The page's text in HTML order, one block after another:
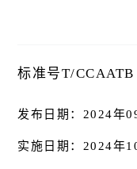
标准号T/
发布日期：2024年
实施日期：2024年